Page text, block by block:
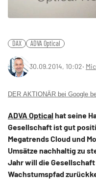
DAX ADVA Optical
30.09.2014, 10:02‧
DER AKTIONÄR bei Google
ADVA Optical hat seine
Gesellschaft ist gut
Megatrends Cloud und
Umsätze nachhaltig zu
Jahr will die
Wachstumspfad